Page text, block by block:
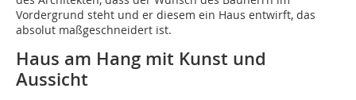
Vordergrund steht und er diesem ein Haus entwirft, das
absolut maßgeschneidert ist.
Haus am Hang mit Kunst und
Aussicht